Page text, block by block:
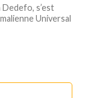
Dedefo, s’est
Universal